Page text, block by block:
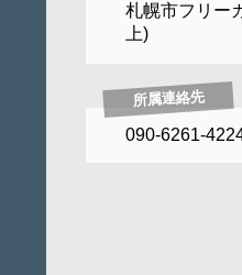
札幌市フリー
上)
所属連絡先
090-6261-